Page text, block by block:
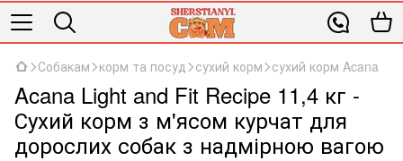
Собакам корм та посуд сухий корм сухий корм Acana
Acana Light and Fit Recipe 11,4 кг -
Сухий корм з м'ясом курчат для
дорослих собак з надмірною вагою